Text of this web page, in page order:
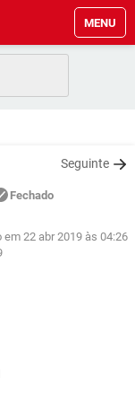
MENU
Seguinte
Fechado
em 22 abr 2019 às 04:26